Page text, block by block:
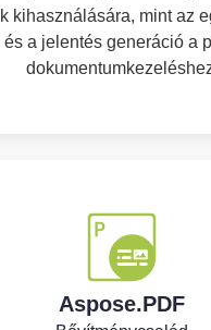
kihasználására, mint az
és a jelentés generáció a
Aspose.PDF